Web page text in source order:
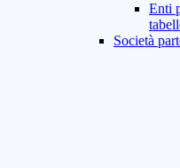
Enti
Società